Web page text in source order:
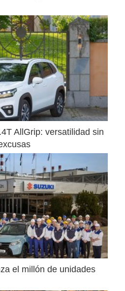
AllGrip: versatilidad sin
el millón de unidades